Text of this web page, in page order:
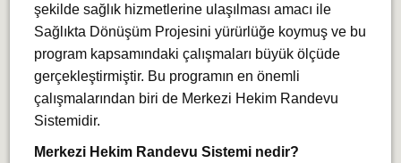
şekilde sağlık hizmetlerine ulaşılması amacı ile
Sağlıkta Dönüşüm Projesini yürürlüğe koymuş ve bu
program kapsamındaki çalışmaları büyük ölçüde
gerçekleştirmiştir. Bu programın en önemli
çalışmalarından biri de Merkezi Hekim Randevu
Sistemidir.
Merkezi Hekim Randevu Sistemi nedir?